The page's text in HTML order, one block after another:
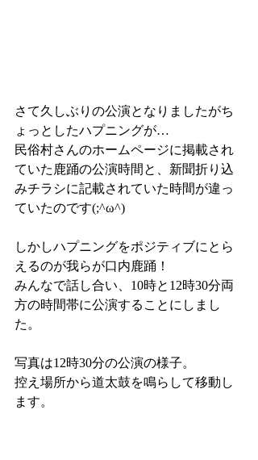
さて久しぶりの公演となりましたがち
ょっとしたハプニングが…
民俗村さんのホームページに掲載され
ていた鹿踊の公演時間と、新聞折り込
みチラシに記載されていた時間が違っ
ていたのです(;^ω^)
しかしハプニングをポジティブにとら
えるのが我らが口内鹿踊！
みんなで話し合い、10時と12時30分両
方の時間帯に公演することにしまし
た。
写真は12時30分の公演の様子。
控え場所から道太鼓を鳴らして移動し
ます。